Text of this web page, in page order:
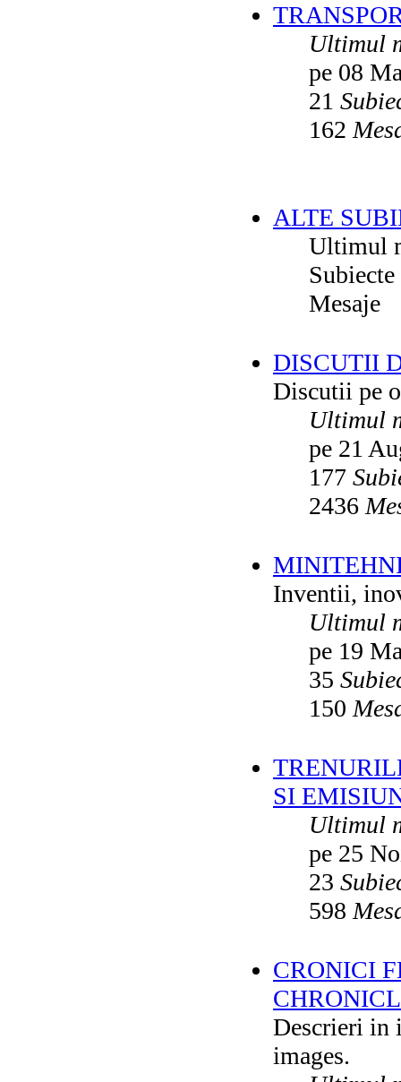
Ultimul
pe 08
21
162
ALTE
Ultimul
Subiecte
Mesaje
DISCUTII
Discutii pe
Ultimul
pe 21
177
2436
Inventii,
Ultimul
pe 19
35
150
SI
Ultimul
pe 25
23
598
CRONICI
Descrieri in
images.